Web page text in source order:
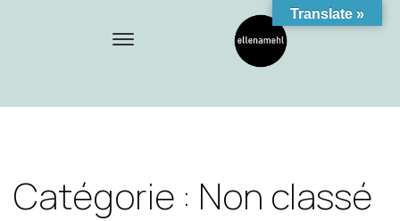
Catégorie : Non classé
Translate »